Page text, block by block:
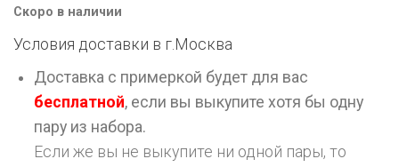
Скоро в наличии
Условия доставки в г. Москва
Доставка с примеркой будет для вас
бесплатной, если вы выкупите хотя бы одну
пару из набора.
Если же вы не выкупите ни одной пары, то